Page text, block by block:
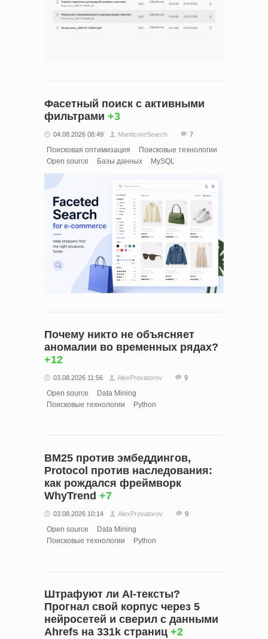
Фасетный поиск с активными
фильтрами +3
04.08.2026 08:49 ManticoreSearch 7
Поисковая оптимизация
Поисковые технологии
Open source
Базы данных MySQL
Почему никто не объясняет
аномалии во временных рядах?
+12
03.08.2026 11:56 AlexProvatorov 9
Open source
Data Mining
Поисковые технологии
Python
BM25 против эмбеддингов,
Protocol против наследования:
как рождался фреймворк
WhyTrend +7
03.08.2026 10:14 AlexProvatorov 9
Open source
Data Mining
Поисковые технологии
Python
Штрафуют ли AI-тексты?
Прогнал свой корпус через 5
нейросетей и сверил с данными
Ahrefs на 331k страниц +2